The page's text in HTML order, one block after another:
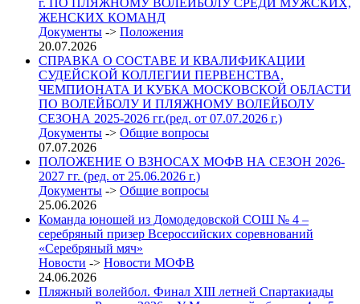
г. ПО ПЛЯЖНОМУ ВОЛЕЙБОЛУ СРЕДИ МУЖСКИХ,
ЖЕНСКИХ КОМАНД
Документы -> Положения
20.07.2026
СПРАВКА О СОСТАВЕ И КВАЛИФИКАЦИИ
СУДЕЙСКОЙ КОЛЛЕГИИ ПЕРВЕНСТВА,
ЧЕМПИОНАТА И КУБКА МОСКОВСКОЙ ОБЛАСТИ
ПО ВОЛЕЙБОЛУ И ПЛЯЖНОМУ ВОЛЕЙБОЛУ
СЕЗОНА 2025-2026 гг.(ред. от 07.07.2026 г.)
Документы -> Общие вопросы
07.07.2026
ПОЛОЖЕНИЕ О ВЗНОСАХ МОФВ НА СЕЗОН 2026-
2027 гг. (ред. от 25.06.2026 г.)
Документы -> Общие вопросы
25.06.2026
Команда юношей из Домодедовской СОШ № 4 –
серебряный призер Всероссийских соревнований
«Серебряный мяч»
Новости -> Новости МОФВ
24.06.2026
Пляжный волейбол. Финал XIII летней Спартакиады